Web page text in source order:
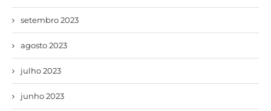
setembro 2023
agosto 2023
julho 2023
junho 2023